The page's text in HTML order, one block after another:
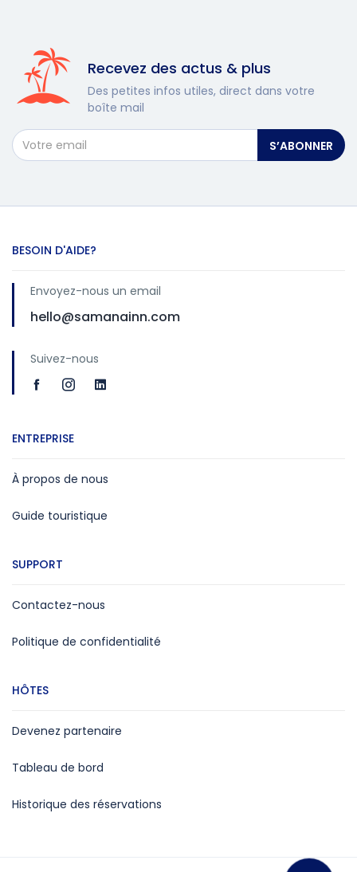
Recevez des actus & plus
Des petites infos utiles, direct dans votre
boîte mail
S’ABONNER
BESOIN D'AIDE?
Envoyez-nous un email
hello@samanainn.com
Suivez-nous
ENTREPRISE
À propos de nous
Guide touristique
SUPPORT
Contactez-nous
Politique de confidentialité
HÔTES
Devenez partenaire
Tableau de bord
Historique des réservations